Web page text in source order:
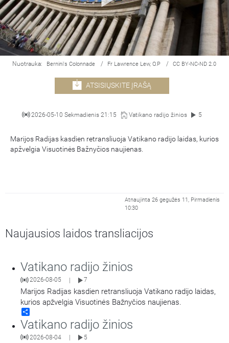
Nuotrauka: Bernini's Colonnade / Fr Lawrence Lew, O.P / CC BY-NC-ND 2.0
ATSISIŲSKITE ĮRAŠĄ
2026-05-10 Sekmadienis 21:15 Vatikano radijo žinios 5
Marijos Radijas kasdien retransliuoja Vatikano radijo laidas, kurios
apžvelgia Visuotinės Bažnyčios naujienas.
Atnaujinta 26 gegužės 11, Pirmadienis
10:30
Naujausios laidos transliacijos
Vatikano radijo žinios
2026-08-05 7
Marijos Radijas kasdien retransliuoja Vatikano radijo laidas,
kurios apžvelgia Visuotinės Bažnyčios naujienas.
Vatikano radijo žinios
2026-08-04 5